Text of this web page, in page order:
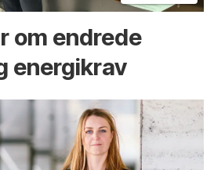
om endrede
energikrav